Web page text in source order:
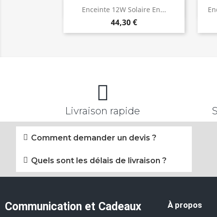
Enceinte 12W Solaire En...
44,30 €
Aperçu rapide
Livraison rapide
Comment demander un devis ?
Quels sont les délais de livraison ?
Communication et Cadeaux À propos